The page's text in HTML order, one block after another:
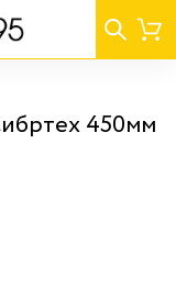
450мм